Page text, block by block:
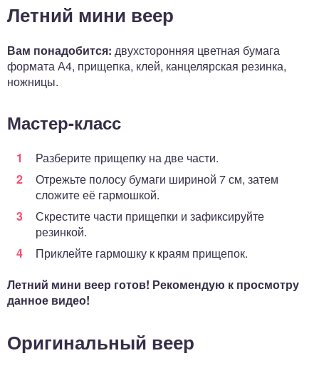
Летний мини веер
Вам понадобится: двухсторонняя цветная бумага
формата А4, прищепка, клей, канцелярская резинка,
ножницы.
Мастер-класс
Разберите прищепку на две части.
Отрежьте полосу бумаги шириной 7 см, затем
сложите её гармошкой.
Скрестите части прищепки и зафиксируйте
резинкой.
Приклейте гармошку к краям прищепок.
Летний мини веер готов! Рекомендую к просмотру
данное видео!
Оригинальный веер